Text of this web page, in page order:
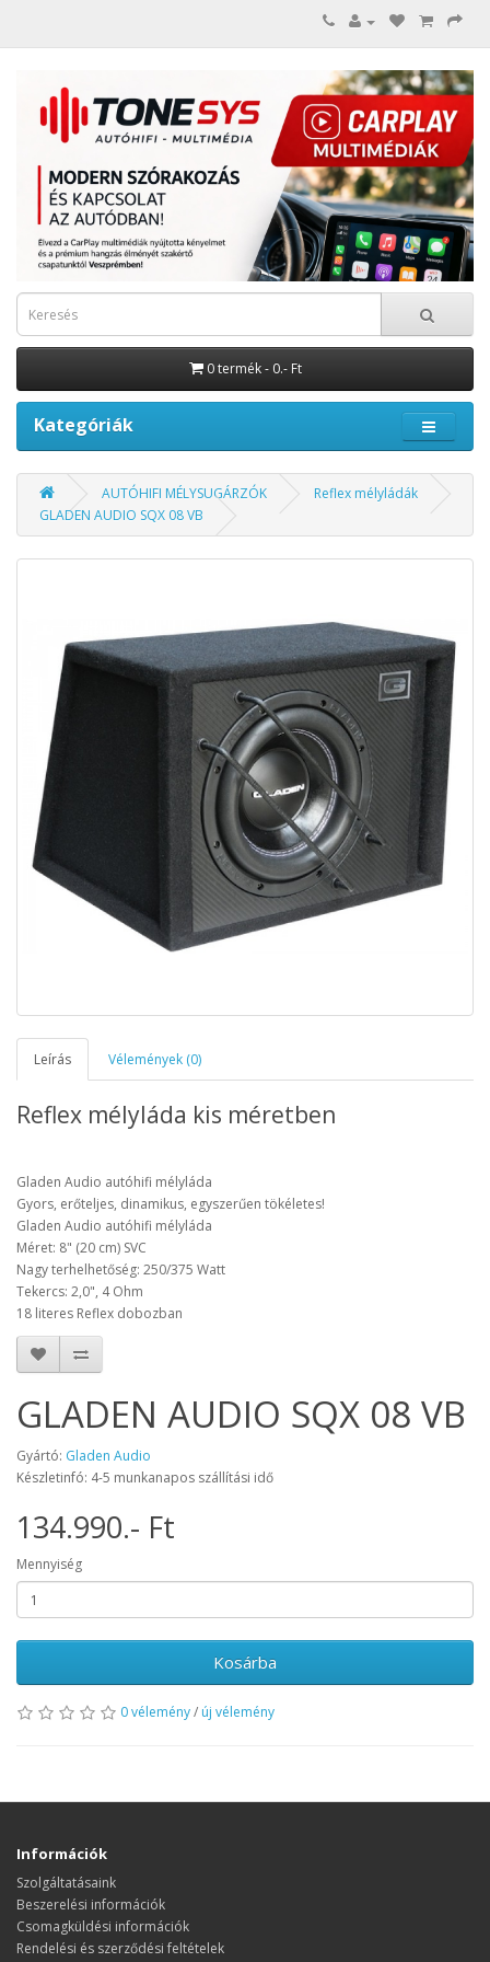
0 termék - 0.- Ft
Kategóriák
AUTÓHIFI MÉLYSUGÁRZÓK
Reflex mélyládák
GLADEN AUDIO SQX 08 VB
Leírás Vélemények (0)
Reflex mélyláda kis méretben
Gladen Audio autóhifi mélyláda
Gyors, erőteljes, dinamikus, egyszerűen tökéletes!
Gladen Audio autóhifi mélyláda
Méret: 8" (20 cm) SVC
Nagy terhelhetőség: 250/375 Watt
Tekercs: 2,0", 4 Ohm
18 literes Reflex dobozban
GLADEN AUDIO SQX 08 VB
Gyártó: Gladen Audio
Készletinfó: 4-5 munkanapos szállítási idő
134.990.- Ft
Mennyiség
Kosárba
0 vélemény/ új vélemény
Információk
Szolgáltatásaink
Beszerelési információk
Csomagküldési információk
Rendelési és szerződési feltételek